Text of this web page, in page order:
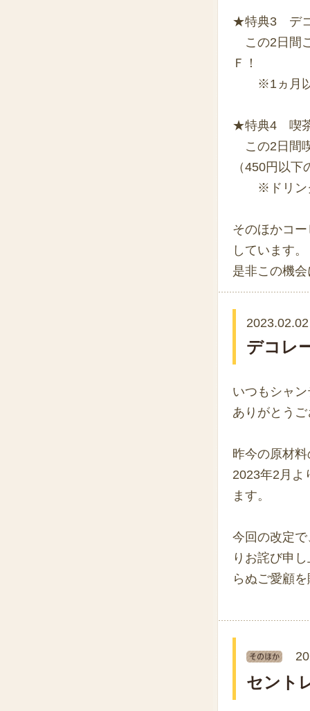
★特典3 デコ
この2日間
Ｆ！
※1ヵ月以
★特典4 喫茶
この2日間
（450円以
※ドリンク
そのほかコ
しています。
是非この機
2023.02.02
デコレ
いつもシャ
ありがとう
昨今の原材
2023年2月よ
ます。
今回の改定
りお詫び申
らぬご愛顧
セント